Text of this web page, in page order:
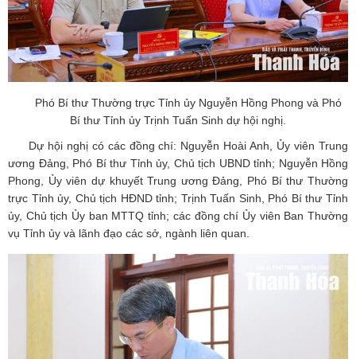
Phó Bí thư Thường trực Tỉnh ủy Nguyễn Hồng Phong và Phó
Bí thư Tỉnh ủy Trịnh Tuấn Sinh dự hội nghị.
Dự hội nghị có các đồng chí: Nguyễn Hoài Anh, Ủy viên Trung
ương Đảng, Phó Bí thư Tỉnh ủy, Chủ tịch UBND tỉnh; Nguyễn Hồng
Phong, Ủy viên dự khuyết Trung ương Đảng, Phó Bí thư Thường
trực Tỉnh ủy, Chủ tịch HĐND tỉnh; Trịnh Tuấn Sinh, Phó Bí thư Tỉnh
ủy, Chủ tịch Ủy ban MTTQ tỉnh; các đồng chí Ủy viên Ban Thường
vụ Tỉnh ủy và lãnh đạo các sở, ngành liên quan.